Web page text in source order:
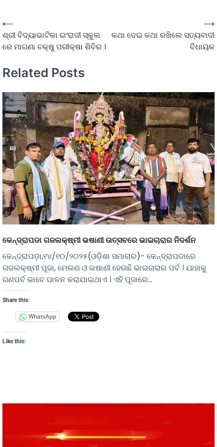
⟵
ଶ୍ରୀ ବିଦ୍ୟାଭାଟିକା ଇଂରାଜୀ ସ୍କୁଲ
ରେ ମାଗଣା ଚକ୍ଷୁ ପରୀକ୍ଷା ଶିବିର ।
କଥା ଦେଇ କଥା ରଖିଲେ ସତ୍ୟବାଦୀ
ବିଧାୟକ
⟶
Related Posts
କେନ୍ଦ୍ରାପଡା ଗଜଲକ୍ଷ୍ମୀ ଭଷାଣୀ ଉତ୍ସବରେ ଭାଇଚାରାର ନିଦର୍ଶନ
କେନ୍ଦ୍ରାପଡ଼ା,୧୪/୧୦/୨୦୨୫(ଓଡ଼ିଶା ସମାଚାର)- କେନ୍ଦ୍ରାପଡାରେ
ଗଜଲକ୍ଷ୍ମୀ ପୂଜା, ମେଲଣ ଓ ଭଷାଣୀ ହେଉଛି ଭାଇଚାରାର ପର୍ବ । ଯାହାକୁ
ଗଣପର୍ବ ଭାବେ ପାଳନ କରାଯାଇଥାଏ । ଏହି ପୂଜାରେ…
Share this:
WhatsApp
Like this: